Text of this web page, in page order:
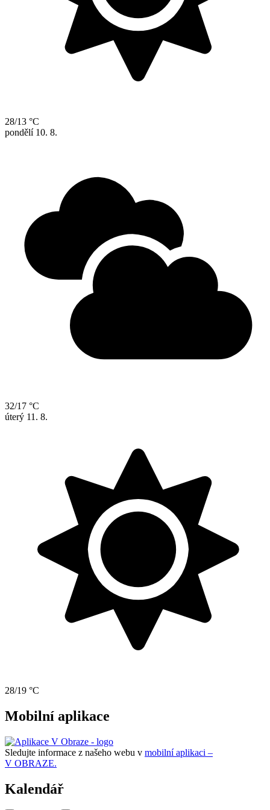
28/13 °C
pondělí 10. 8.
32/17 °C
úterý 11. 8.
28/19 °C
Mobilní aplikace
Sledujte informace z našeho webu v mobilní aplikaci –
V OBRAZE.
Kalendář